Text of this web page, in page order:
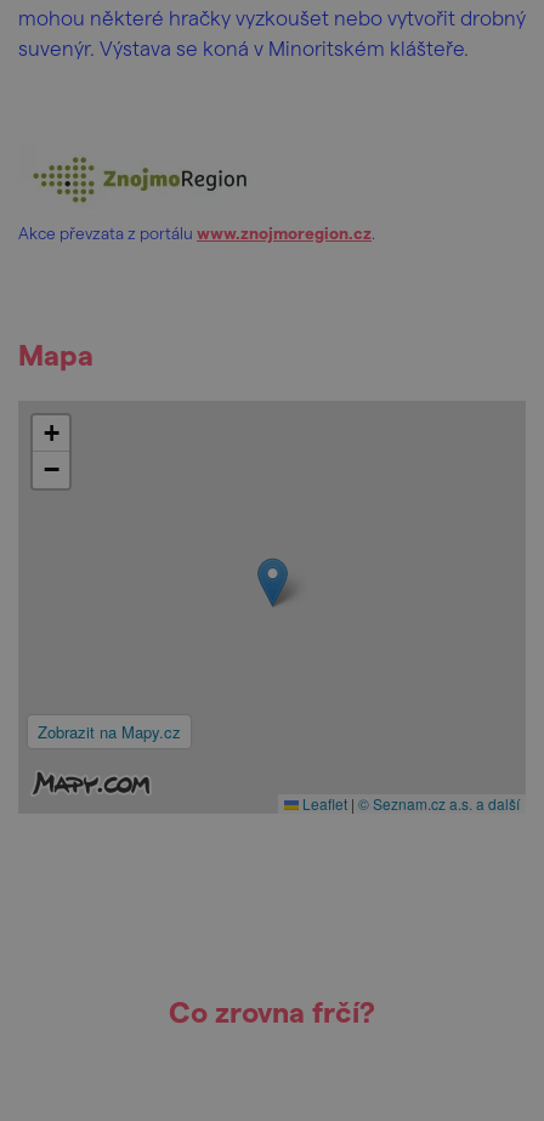
mohou některé hračky vyzkoušet nebo vytvořit drobný
suvenýr. Výstava se koná v Minoritském klášteře.
Akce převzata z portálu www.znojmoregion.cz
Mapa
Zobrazit na Mapy.cz
+
−
Leaflet | © Seznam.cz a.s. a další
Co zrovna frčí?